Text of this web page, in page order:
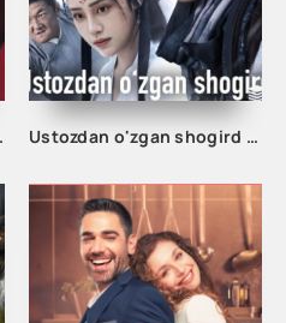
Xukim Barcha qismlari Ustozdan o'zgan shogird 1-2-3-10-20-30-50-60-70-80-90 Qism drama koreya seriali uzbek tilida Barcha qismlar